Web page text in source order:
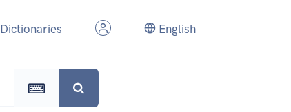
Dictionaries English